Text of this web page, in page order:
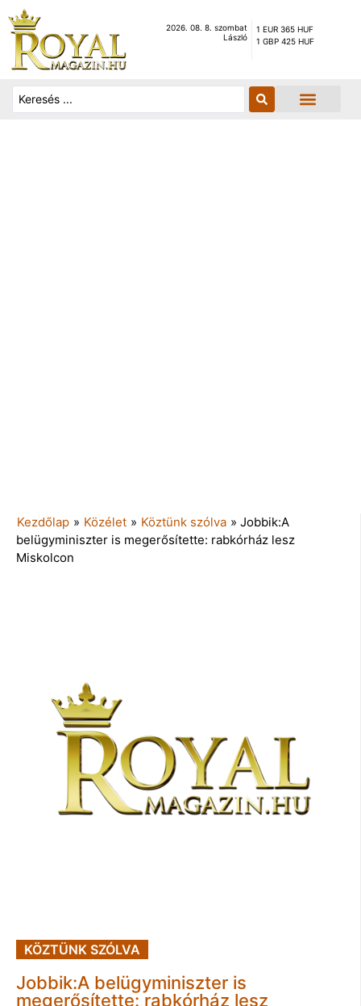
2026. 08. 8. szombat
László
1 EUR 365 HUF
1 GBP 425 HUF
Kezdőlap » Közélet » Köztünk szólva » Jobbik:A
belügyminiszter is megerősítette: rabkórház lesz
Miskolcon
KÖZTÜNK SZÓLVA
Jobbik:A belügyminiszter is
megerősítette: rabkórház lesz